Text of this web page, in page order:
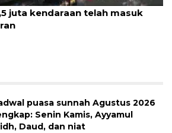
juta kendaraan telah masuk
puasa sunnah Agustus 2026
Senin Kamis, Ayyamul
Daud, dan niat